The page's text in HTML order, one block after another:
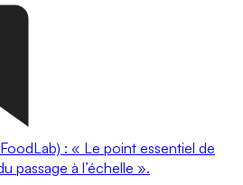
: « Le point essentiel de
passage à l’échelle ».